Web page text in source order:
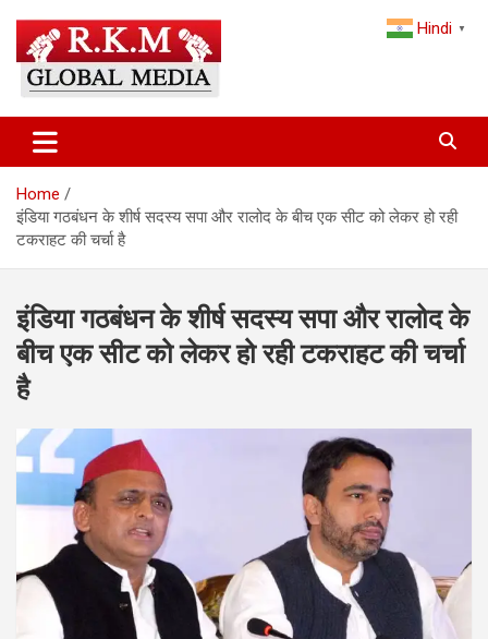
content
Latest Hindi News & Breaking
News – RKM Global Media
and the World
Home
इंडिया गठबंधन के शीर्ष सदस्य सपा और रालोद के बीच एक सीट को लेकर हो रही
टकराहट की चर्चा है
इंडिया गठबंधन के शीर्ष सदस्य सपा और रालोद के
बीच एक सीट को लेकर हो रही टकराहट की चर्चा
है
Hindi ▼